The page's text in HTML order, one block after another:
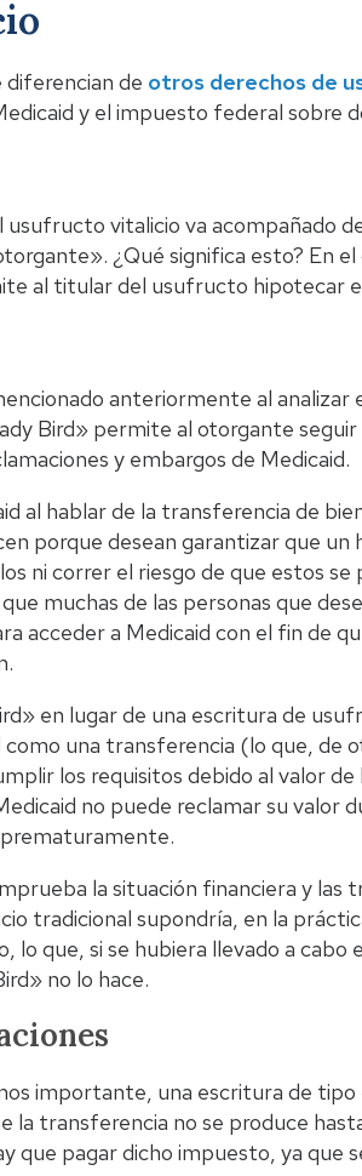
diferencian de otros derechos de
y el impuesto federal sobre
vitalicio va acompañado
¿Qué significa esto? En
al titular del usufructo hipotecar
anteriormente al analizar
Bird» permite al otorgante
y embargos de Medicaid.
al hablar de la transferencia de
porque desean garantizar que un
ni correr el riesgo de que estos
muchas de las personas que
acceder a Medicaid con el fin de
en lugar de una escritura de
como una transferencia (lo que, de
los requisitos debido al valor de
no puede reclamar su valor
la situación financiera y las
tradicional supondría, en la
lo que, si se hubiera llevado a
no lo hace.
importante, una escritura de
la transferencia no se produce
que pagar dicho impuesto, ya que